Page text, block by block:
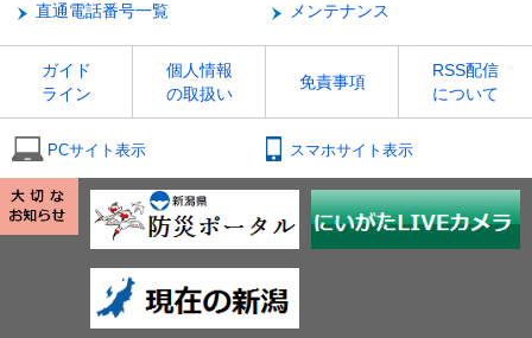
直通電話番号一覧
メンテナンス
ガイド
ライン
個人情報
の取扱い
免責事項
RSS配信
について
PCサイト表示 スマホサイト表示